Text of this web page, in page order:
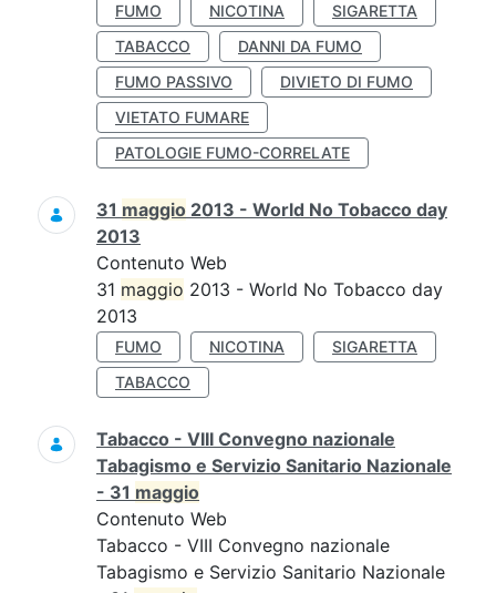
FUMO NICOTINA
SIGARETTA
TABACCO
DANNI DA FUMO
FUMO PASSIVO
DIVIETO DI FUMO
VIETATO FUMARE
PATOLOGIE FUMO-CORRELATE
31 maggio 2013 - World No Tobacco day
2013
Contenuto Web
31 maggio 2013 - World No Tobacco day
2013
FUMO NICOTINA
SIGARETTA
TABACCO
Tabacco - VIII Convegno nazionale
Tabagismo e Servizio Sanitario Nazionale
- 31 maggio
Contenuto Web
Tabacco - VIII Convegno nazionale
Tabagismo e Servizio Sanitario Nazionale